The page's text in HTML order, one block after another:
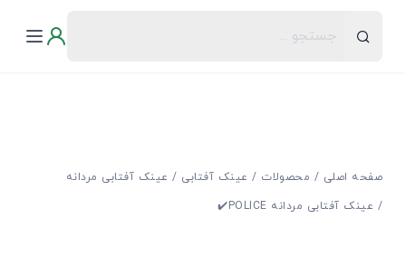
صفحه اصلی محصولات عینک آفتابی
عینک آفتابی مردانه
عینک آفتابی مردانه POLICE✔️